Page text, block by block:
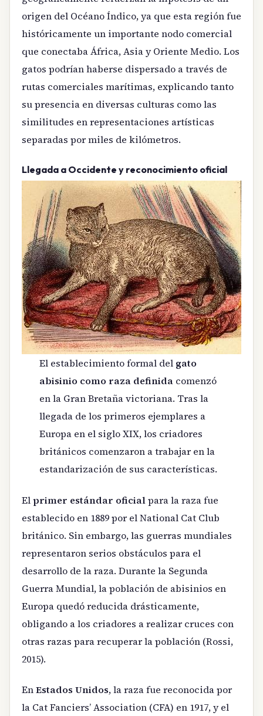
origen del Océano Índico, ya que esta región fue
históricamente un importante nodo comercial
que conectaba África, Asia y Oriente Medio. Los
gatos podrían haberse dispersado a través de
rutas comerciales marítimas, explicando tanto
su presencia en diversas culturas como las
similitudes en representaciones artísticas
separadas por miles de kilómetros.
Llegada a Occidente y reconocimiento oficial
El establecimiento formal del gato
abisinio como raza definidacomenzó
en la Gran Bretaña victoriana. Tras la
llegada de los primeros ejemplares a
Europa en el siglo XIX, los criadores
británicos comenzaron a trabajar en la
estandarización de sus características.
El primer estándar oficialpara la raza fue
establecido en 1889 por el National Cat Club
británico. Sin embargo, las guerras mundiales
representaron serios obstáculos para el
desarrollo de la raza. Durante la Segunda
Guerra Mundial, la población de abisinios en
Europa quedó reducida drásticamente,
obligando a los criadores a realizar cruces con
otras razas para recuperar la población (Rossi,
2015).
EnEstados Unidos, la raza fue reconocida por
la Cat Fanciers’ Association (CFA) en 1917, y el